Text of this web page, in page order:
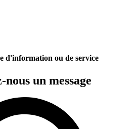
d'information ou de service
nous un message